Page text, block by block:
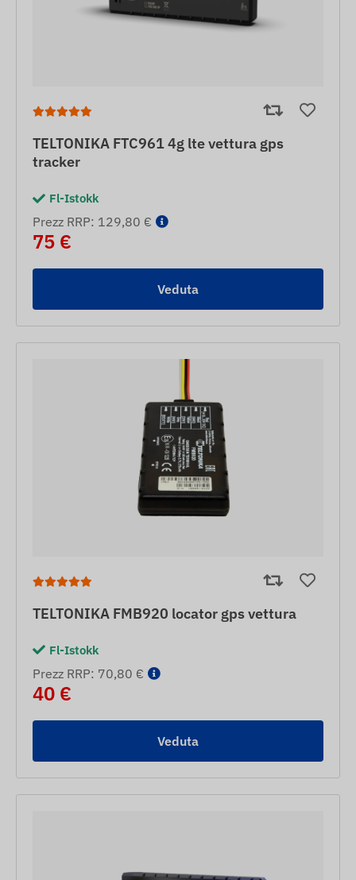
TELTONIKA FTC961 4g lte vettura gps
tracker
Fl-Istokk
Prezz RRP: 129,80 €
75 €
Veduta
TELTONIKA FMB920 locator gps vettura
Fl-Istokk
Prezz RRP: 70,80 €
40 €
Veduta